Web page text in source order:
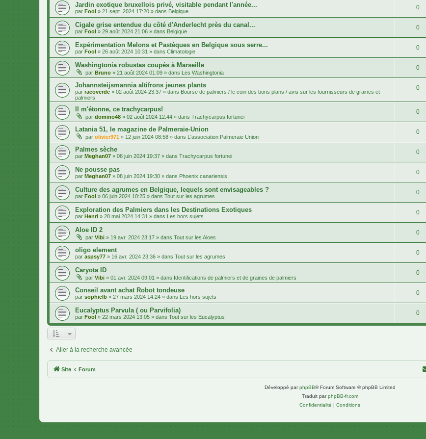
Jardin exotique bruxellois privé, visitable pendant l'année...
par Fool » 21 sept. 2024 17:20 » dans Belgique
0
Cigale grise entendue du côté d'Anderlecht près du canal...
par Fool » 29 août 2024 21:06 » dans Belgique
0
Expérimentation Melons et Pastèques en Belgique sous serre...
par Fool » 26 août 2024 10:31 » dans Climatologie
0
Washingtonia robustas coupés à Marseille
par Bruno » 21 août 2024 01:09 » dans Les Washingtonia
0
Johannsteijsmannia altifrons jeunes plants
par racoverde » 02 août 2024 23:37 » dans Bourse de palmiers / le coin des bons plans / avis sur les fournisseurs de graines et
palmiers
0
Il m'étonne, ce trachycarpus!
par domino48 » 02 août 2024 12:44 » dans Trachycarpus fortunei
0
Latania 51, le magazine de Palmeraie-Union
par olivier971 » 12 juin 2024 08:58 » dans L'association Palmeraie Union
0
Palmes sèche
par Meghan07 » 08 juin 2024 19:37 » dans Trachycarpus fortunei
0
Ne pousse pas
par Meghan07 » 08 juin 2024 19:30 » dans Phoenix canariensis
0
Culture des agrumes en Belgique, lequels sont envisageables ?
par Fool » 06 juin 2024 10:25 » dans Tout sur les agrumes
0
Exploration des Palmiers dans les Destinations Exotiques
par Henri » 28 mai 2024 14:31 » dans Les hors sujets
0
Aloe ID 2
par Vibi » 19 avr. 2024 23:17 » dans Tout sur les Aloes
0
oligo element
par aspsy77 » 16 avr. 2024 23:36 » dans Tout sur les agrumes
0
Caryota ID
par Vibi » 01 avr. 2024 09:01 » dans Identifications de palmiers et de graines de palmiers
0
Conseil avant achat Robot tondeuse
par sophielb » 27 mars 2024 14:24 » dans Les hors sujets
0
Eucalyptus Parvula ( ou Parvifolia)
par Fool » 22 mars 2024 13:05 » dans Tout sur les Eucalyptus
0
Aller à la recherche avancée
Site Forum
Développé parphpBB® Forum Software © phpBB Limited
Traduit parphpBB-fr.com
Confidentialité | Conditions